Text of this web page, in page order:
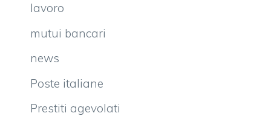
lavoro
mutui bancari
news
Poste italiane
Prestiti agevolati